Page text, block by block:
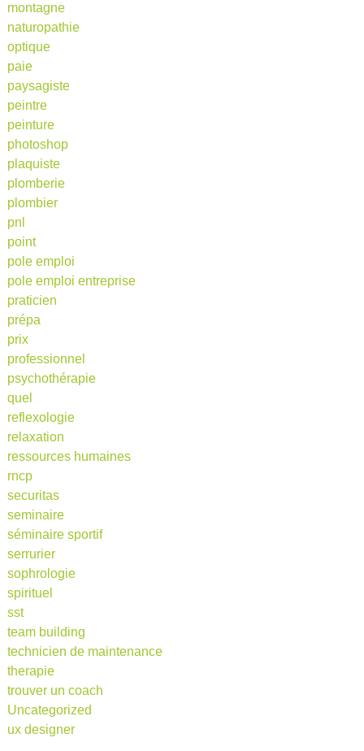
montagne
naturopathie
optique
paie
paysagiste
peintre
peinture
photoshop
plaquiste
plomberie
plombier
pnl
point
pole emploi
pole emploi entreprise
praticien
prépa
prix
professionnel
psychothérapie
quel
reflexologie
relaxation
ressources humaines
rncp
securitas
seminaire
séminaire sportif
serrurier
sophrologie
spirituel
sst
team building
technicien de maintenance
therapie
trouver un coach
Uncategorized
ux designer